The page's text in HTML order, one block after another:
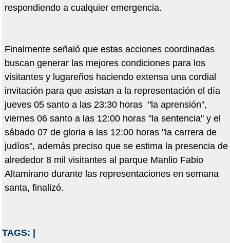
respondiendo a cualquier emergencia.
Finalmente señaló que estas acciones coordinadas
buscan generar las mejores condiciones para los
visitantes y lugareños haciendo extensa una cordial
invitación para que asistan a la representación el día
jueves 05 santo a las 23:30 horas "la aprensión",
viernes 06 santo a las 12:00 horas "la sentencia" y el
sábado 07 de gloria a las 12:00 horas "la carrera de
judíos", además preciso que se estima la presencia de
alrededor 8 mil visitantes al parque Manlio Fabio
Altamirano durante las representaciones en semana
santa, finalizó.
TAGS: